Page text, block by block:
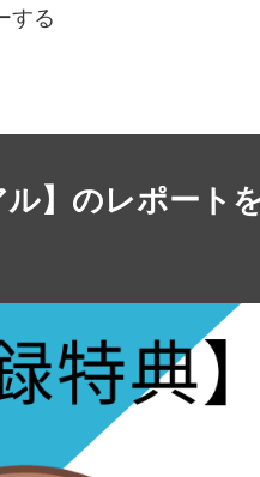
する
】のレポート